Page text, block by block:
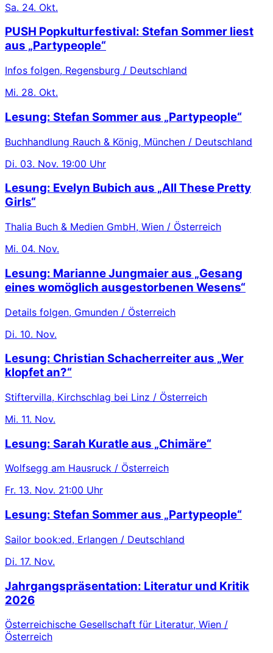
Sa. 24. Okt.
PUSH Popkulturfestival: Stefan Sommer liest
aus „Partypeople“
Infos folgen, Regensburg / Deutschland
Mi. 28. Okt.
Lesung: Stefan Sommer aus „Partypeople“
Buchhandlung Rauch & König, München / Deutschland
Di. 03. Nov. 19:00 Uhr
Lesung: Evelyn Bubich aus „All These Pretty
Girls“
Thalia Buch & Medien GmbH, Wien / Österreich
Mi. 04. Nov.
Lesung: Marianne Jungmaier aus „Gesang
eines womöglich ausgestorbenen Wesens“
Details folgen, Gmunden / Österreich
Di. 10. Nov.
Lesung: Christian Schacherreiter aus „Wer
klopfet an?“
Stiftervilla, Kirchschlag bei Linz / Österreich
Mi. 11. Nov.
Lesung: Sarah Kuratle aus „Chimäre“
Wolfsegg am Hausruck / Österreich
Fr. 13. Nov. 21:00 Uhr
Lesung: Stefan Sommer aus „Partypeople“
Sailor book:ed, Erlangen / Deutschland
Di. 17. Nov.
Jahrgangspräsentation: Literatur und Kritik
2026
Österreichische Gesellschaft für Literatur, Wien /
Österreich